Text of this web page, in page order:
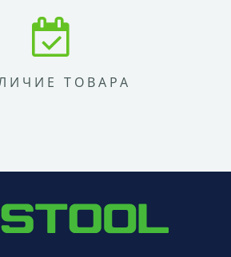
ТОВАРА